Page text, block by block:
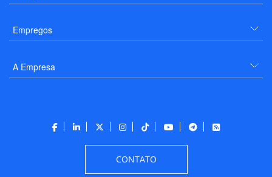
Empregos
A Empresa
CONTATO